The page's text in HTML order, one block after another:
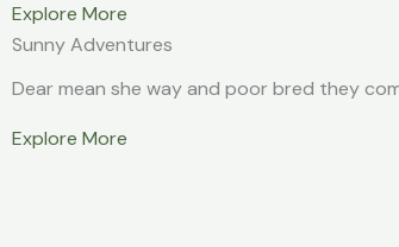
Explore More
Sunny Adventures
Dear mean she way and poor bred they
Explore More